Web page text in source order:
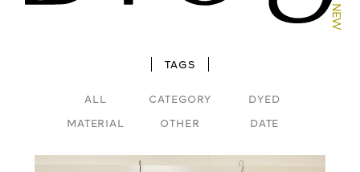
N
E
W
TAGS
ALL CATEGORY
DYED
MATERIAL
OTHER DATE